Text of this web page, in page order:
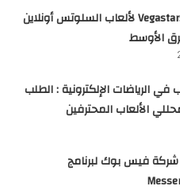
حضور علامة Vegastars لألعاب السلوتس أونلاين
الأوسط
في الرياضات الإلكترونية : الطلب
الألعاب المحترفين
فيس بوك لبرنامج